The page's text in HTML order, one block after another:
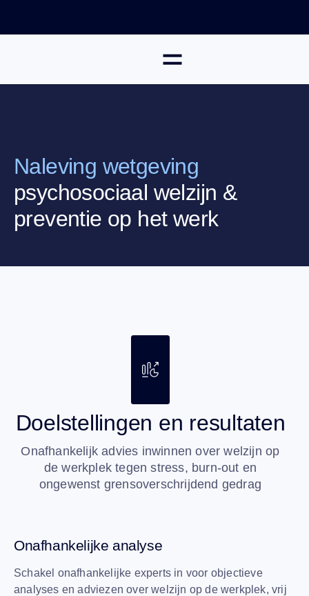
Naleving wetgeving
psychosociaal welzijn &
preventie op het werk
Doelstellingen en resultaten
Onafhankelijk advies inwinnen over welzijn op
de werkplek tegen stress, burn-out en
ongewenst grensoverschrijdend gedrag
Onafhankelijke analyse
Schakel onafhankelijke experts in voor objectieve
analyses en adviezen over welzijn op de werkplek, vrij